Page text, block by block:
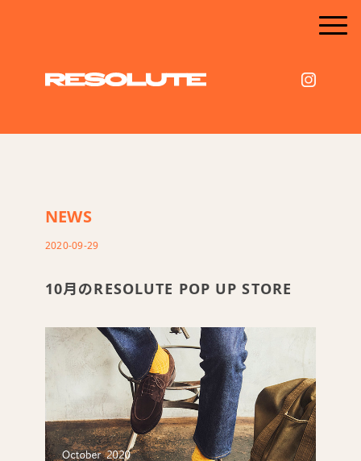
NEWS
2020-09-29
10月のRESOLUTE POP UP STORE